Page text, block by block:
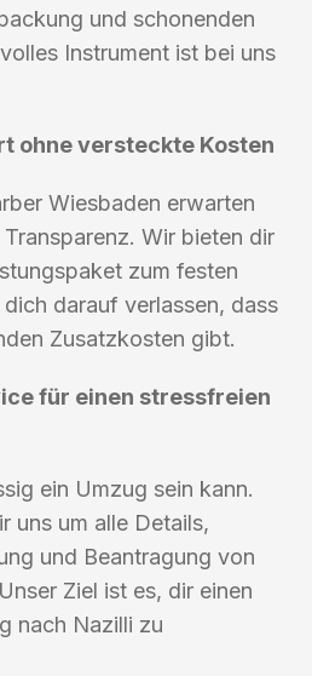
und schonenden
Instrument ist bei uns
ohne versteckte Kosten
Wiesbaden erwarten
Wir bieten dir
zum festen
darauf verlassen, dass
Zusatzkosten gibt.
für einen stressfreien
ein Umzug sein kann.
uns um alle Details,
und Beantragung von
Ziel ist es, dir einen
nach Nazilli zu